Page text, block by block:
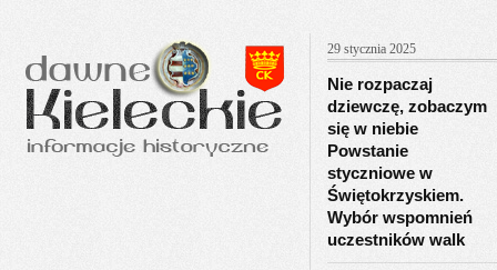
29 stycznia 2025
Nie rozpaczaj
dziewczę, zobaczym
się w niebie
Powstanie
styczniowe w
Świętokrzyskiem.
Wybór wspomnień
uczestników walk